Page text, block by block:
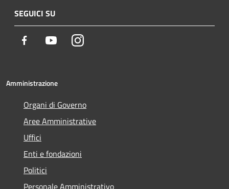
SEGUICI SU
Facebook YoutubeInstagram
Amministrazione
Organi di Governo
Aree Amministrative
Uffici
Enti e fondazioni
Politici
Personale Amministrativo